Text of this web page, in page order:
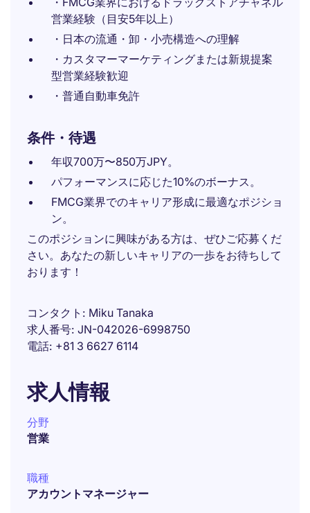
営業経験（目安5年以上）
・日本の流通・卸・小売構造への理解
・カスタマーマーケティングまたは新規提案
型営業経験歓迎
・普通自動車免許
条件・待遇
年収700万〜850万JPY。
パフォーマンスに応じた10%のボーナス。
FMCG業界でのキャリア形成に最適なポジショ
ン。
このポジションに興味がある方は、ぜひご応募くだ
さい。あなたの新しいキャリアの一歩をお待ちして
おります！
コンタクト
Miku Tanaka
求人番号 JN-042026-6998750
電話 +81 3 6627 6114
求人情報
分野
営業
職種
アカウントマネージャー